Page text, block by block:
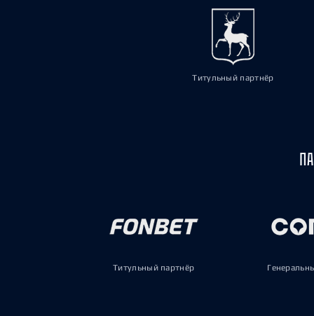
Титульный партнёр
Титульный партнёр